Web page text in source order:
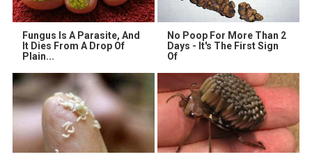
Fungus Is A Parasite, And
It Dies From A Drop Of
Plain...
No Poop For More Than 2
Days - It's The First Sign
Of